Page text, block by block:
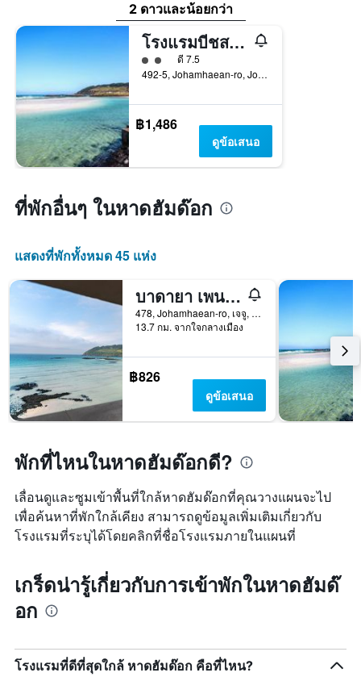
2 ดาวและน้อยกว่า
โรงแรมบีชสตอรี่
ให้ 2 ดาว
ดี 7.5
492-5, Johamhaean-ro, Jocheon-Eup, เจจู, เกาหลีใต้
฿1,486
ดูข้อเสนอ
ที่พักอื่นๆ ในหาดฮัมด๊อก
แสดงที่พักทั้งหมด 45 แห่ง
บาดายา เพนชัน
478, Johamhaean-ro, เจจู, เกาหลีใต้
13.7 กม. จากใจกลางเมือง
฿826
ดูข้อเสนอ
พักที่ไหนในหาดฮัมด๊อกดี?
เลื่อนดูและซูมเข้าพื้นที่ใกล้หาดฮัมด๊อกที่คุณวางแผนจะไป
เพื่อค้นหาที่พักใกล้เคียง สามารถดูข้อมูลเพิ่มเติมเกี่ยวกับ
โรงแรมที่ระบุได้โดยคลิกที่ชื่อโรงแรมภายในแผนที่
เกร็ดน่ารู้เกี่ยวกับการเข้าพักในหาดฮัมด๊
อก
โรงแรมที่ดีที่สุดใกล้ หาดฮัมด๊อก คือที่ไหน?